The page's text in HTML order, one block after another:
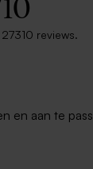
10
reviews.
en aan te